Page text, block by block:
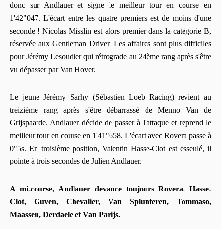
donc sur Andlauer et signe le meilleur tour en course en
1'42"047. L'écart entre les quatre premiers est de moins d'une
seconde ! Nicolas Misslin est alors premier dans la catégorie B,
réservée aux Gentleman Driver. Les affaires sont plus difficiles
pour Jérémy Lesoudier qui rétrograde au 24ème rang après s'être
vu dépasser par Van Hover.
Le jeune Jérémy Sarhy (Sébastien Loeb Racing) revient au
treizième rang après s'être débarrassé de Menno Van de
Grijspaarde. Andlauer décide de passer à l'attaque et reprend le
meilleur tour en course en 1'41"658. L'écart avec Rovera passe à
0"5s. En troisième position, Valentin Hasse-Clot est esseulé, il
pointe à trois secondes de Julien Andlauer.
A mi-course, Andlauer devance toujours Rovera, Hasse-
Clot, Guven, Chevalier, Van Splunteren, Tommaso,
Maassen, Derdaele et Van Parijs.